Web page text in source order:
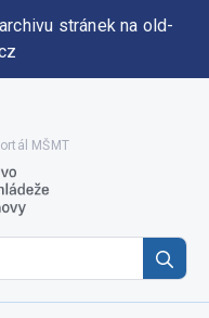
stránek na old-
MŠMT
for: